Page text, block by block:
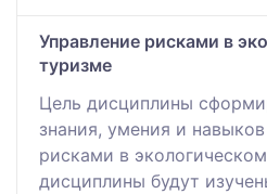
Управление рисками в
туризме
Цель дисциплины
знания, умения и
рисками в
дисциплины будут